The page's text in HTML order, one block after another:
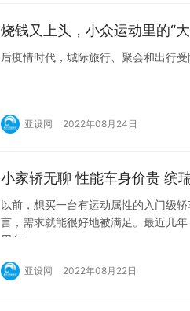
烧钱又上头，小众运动里的“
后疫情时代，城际旅行、聚会和出行受
亚设网 2022年08月24日
小家轿无聊 性能车身价贵 缤
以前，想买一台有运动属性的入门级
言，需求就能很好地被满足。最近几
用车
亚设网 2022年08月22日